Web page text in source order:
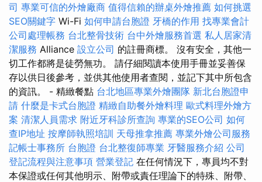
司 專業可信的外燴廠商 值得信賴的辦桌外燴推薦 如何挑選
SEO關鍵字 Wi-Fi 如何申請台胞證 牙橋的作用 找專業會計
公司處理帳務 台北整骨技術 台中外燴服務首選 私人居家清
潔服務 Alliance 設立公司 的註冊商標。 沒有安全，其他一
切工作都將是徒勞無功。 請仔細閱讀本使用手冊並妥善保
存以供日後參考，並供其他使用者查閱，並記下其中所包含
的資訊。 - 精緻餐點 台北地區專業外燴團隊 新北台胞證申
請 什麼是卡式台胞證 精緻自助餐外燴料理 歐式料理外燴方
案 清潔人員需求 附近牙科診所查詢 專業的SEO公司 如何
查IP地址 按摩師執照培訓 天母推拿推薦 專業外燴公司服務
記帳士事務所 台胞證 台北整復師專業 牙醫服務介紹 公司
登記流程與注意事項 營業登記 在任何情況下，專員均不對
本保證或任何其他明示、附帶或責任理論下的特殊、附帶、